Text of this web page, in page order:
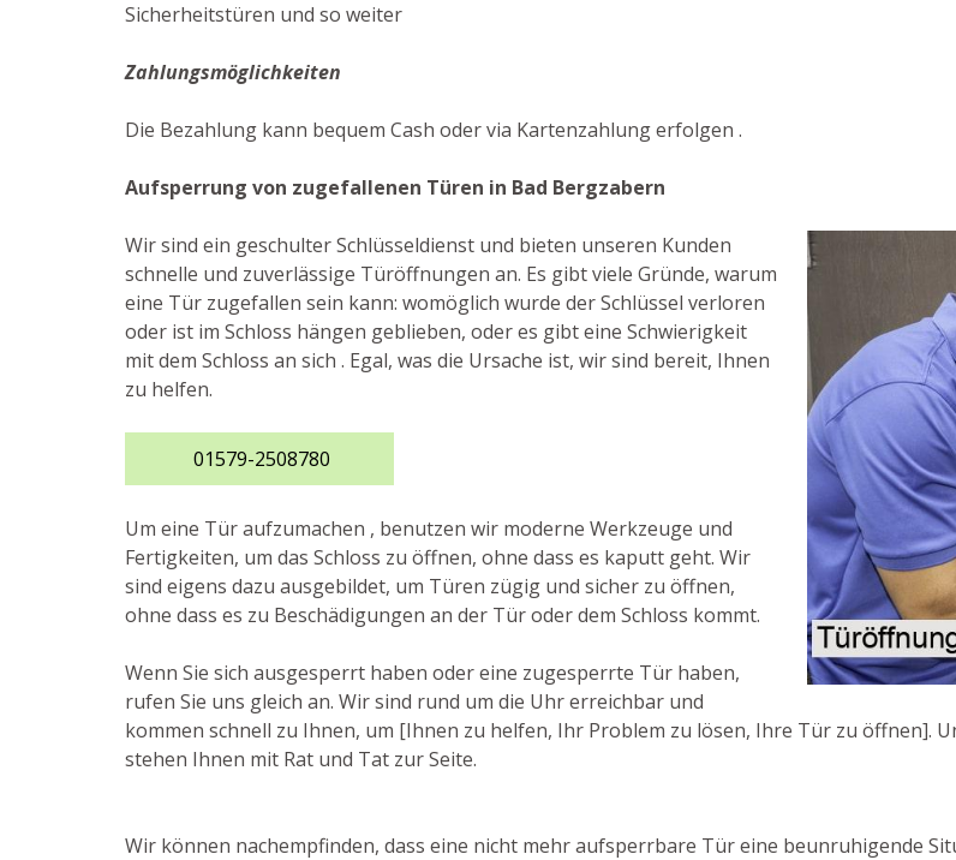
Sicherheitstüren und so weiter
Zahlungsmöglichkeiten
Die Bezahlung kann bequem Cash oder via Kartenzahlung erfolgen .
Aufsperrung von zugefallenen Türen in Bad Bergzabern
Wir sind ein geschulter Schlüsseldienst und bieten unseren Kunden
schnelle und zuverlässige Türöffnungen an. Es gibt viele Gründe, warum
eine Tür zugefallen sein kann: womöglich wurde der Schlüssel verloren
oder ist im Schloss hängen geblieben, oder es gibt eine Schwierigkeit
mit dem Schloss an sich . Egal, was die Ursache ist, wir sind bereit, Ihnen
zu helfen.
01579-2508780
Um eine Tür aufzumachen , benutzen wir moderne Werkzeuge und
Fertigkeiten, um das Schloss zu öffnen, ohne dass es kaputt geht. Wir
sind eigens dazu ausgebildet, um Türen zügig und sicher zu öffnen,
ohne dass es zu Beschädigungen an der Tür oder dem Schloss kommt.
Wenn Sie sich ausgesperrt haben oder eine zugesperrte Tür haben,
rufen Sie uns gleich an. Wir sind rund um die Uhr erreichbar und
kommen schnell zu Ihnen, um [Ihnen zu helfen, Ihr Problem zu lösen, Ihre Tür zu öffnen].
stehen Ihnen mit Rat und Tat zur Seite.
Wir können nachempfinden, dass eine nicht mehr aufsperrbare Tür eine beunruhigende